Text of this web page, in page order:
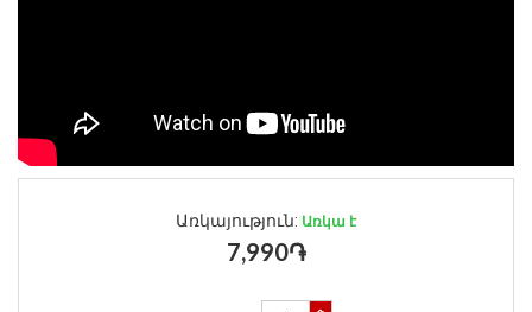
Առկայություն: Առկա է
7,990֏